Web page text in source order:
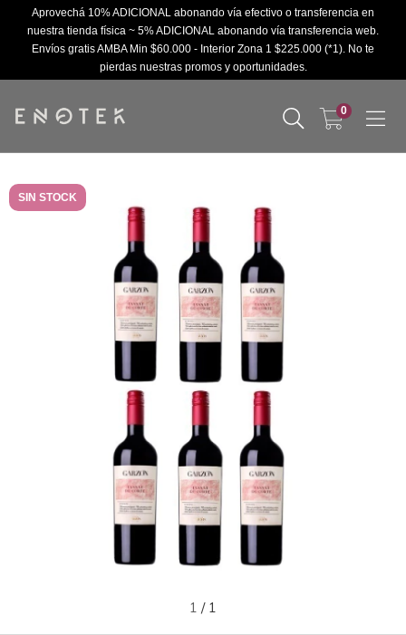
Aprovechá 10% ADICIONAL abonando vía efectivo o transferencia en
nuestra tienda física ~ 5% ADICIONAL abonando vía transferencia web.
Envíos gratis AMBA Min $60.000 - Interior Zona 1 $225.000 (*1). No te
pierdas nuestras promos y oportunidades.
0
SIN STOCK
1 / 1